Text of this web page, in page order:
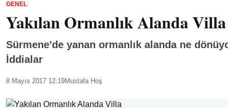
GENEL
Yakılan Ormanlık Alanda Villa
Sürmene'de yanan ormanlık alanda ne
İddialar
8 Mayıs 2017 12:19Mustafa Hoş